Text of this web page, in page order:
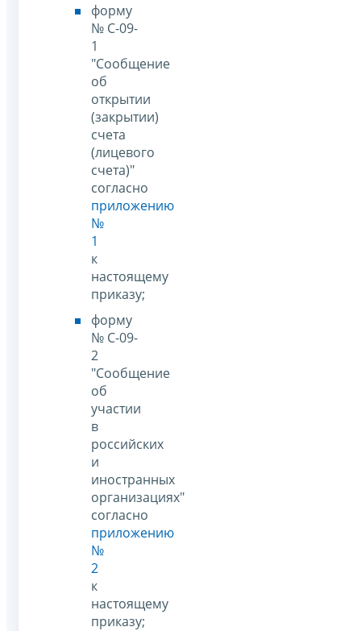
форму
№ С-09-
1
"Сообщение
об
открытии
(закрытии)
счета
(лицевого
счета)"
согласно
приложению
№
1
к
настоящему
приказу;
форму
№ С-09-
2
"Сообщение
об
участии
в
российских
и
иностранных
организациях"
согласно
приложению
№
2
к
настоящему
приказу;